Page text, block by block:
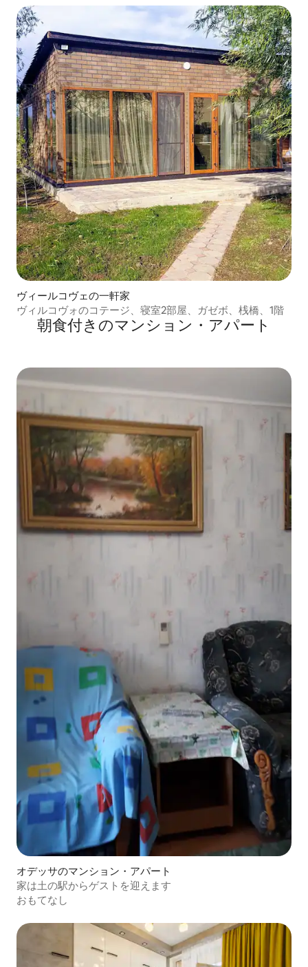
ヴィールコヴェの一軒家
ヴィルコヴォのコテージ、寝室2部屋、ガゼボ、桟橋、1階
朝食付きのマンション・アパート
オデッサのマンション・アパート
家は土の駅からゲストを迎えます
おもてなし